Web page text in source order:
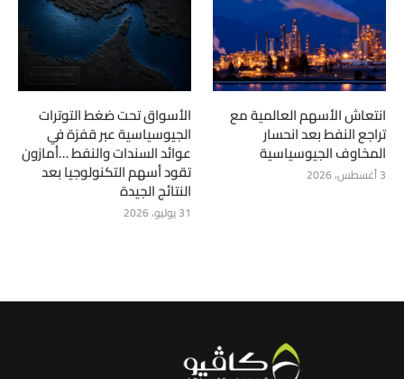
انتعاش الأسهم العالمية مع
تراجع النفط بعد انحسار
المخاوف الجيوسياسية
3 أغسطس، 2026
الأسواق تحت ضغط التوترات
الجيوسياسية عبر قفزة في
عوائد السندات والنفط …أمازون
تقود أسهم التكنولوجيا بعد
النتائج الجيدة
31 يوليو، 2026